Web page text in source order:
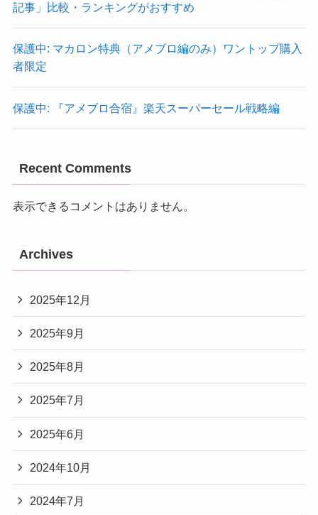
記事」比較・ランキングがおすすめ
保護中: マカロン特典（アメブロ編のみ）ワントップ購入
者限定
保護中: 『アメブロ合宿』楽天スーパーセール戦略編
Recent Comments
表示できるコメントはありません。
Archives
2025年12月
2025年9月
2025年8月
2025年7月
2025年6月
2024年10月
2024年7月